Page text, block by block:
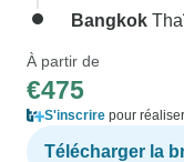
Bangkok
À partir de
€475
S'inscrire pour
Télécharger la